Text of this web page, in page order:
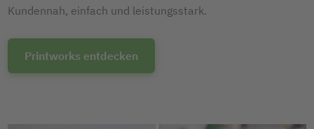
Kundennah, einfach und leistungsstark.
Printworks entdecken